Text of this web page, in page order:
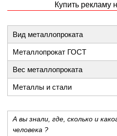
Купить рекламу
Вид металлопроката
Металлопрокат ГОСТ
Вес металлопроката
Металлы и стали
А вы знали, где, сколько и
человека ?